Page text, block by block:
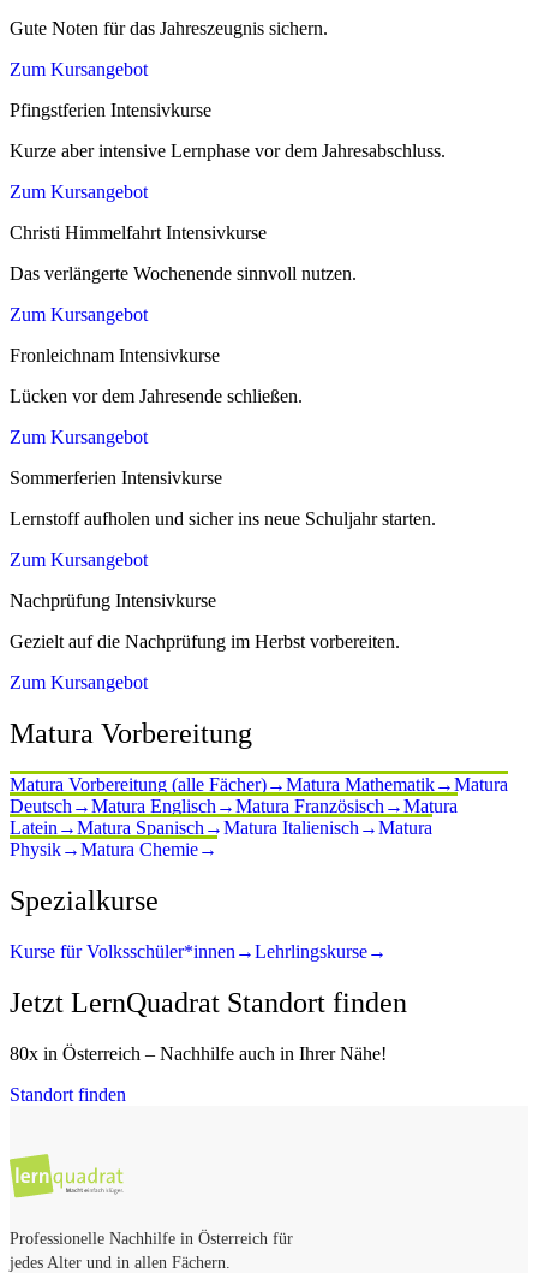
Gute Noten für das Jahreszeugnis sichern.
Zum Kursangebot
Pfingstferien Intensivkurse
Kurze aber intensive Lernphase vor dem Jahresabschluss.
Zum Kursangebot
Christi Himmelfahrt Intensivkurse
Das verlängerte Wochenende sinnvoll nutzen.
Zum Kursangebot
Fronleichnam Intensivkurse
Lücken vor dem Jahresende schließen.
Zum Kursangebot
Sommerferien Intensivkurse
Lernstoff aufholen und sicher ins neue Schuljahr starten.
Zum Kursangebot
Nachprüfung Intensivkurse
Gezielt auf die Nachprüfung im Herbst vorbereiten.
Zum Kursangebot
Matura Vorbereitung
Matura Vorbereitung (alle Fächer)→Matura Mathematik→Matura
Deutsch →Matura Englisch →Matura Französisch →Matura
Latein →Matura Spanisch →Matura Italienisch →Matura
Physik→Matura Chemie→
Spezialkurse
Kurse für Volksschüler*innen →Lehrlingskurse→
Jetzt LernQuadrat Standort finden
80x in Österreich – Nachhilfe auch in Ihrer Nähe!
Standort finden
Professionelle Nachhilfe in Österreich für
jedes Alter und in allen Fächern.